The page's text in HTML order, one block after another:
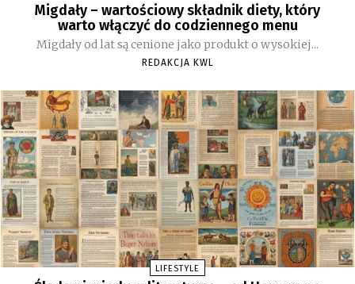
Migdały – wartościowy składnik diety, który
warto włączyć do codziennego menu
Migdały od lat są cenione jako produkt o wysokiej...
REDAKCJA KWL
LIFESTYLE